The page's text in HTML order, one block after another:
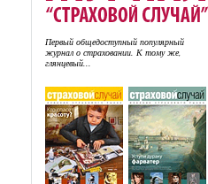
Первый общедоступный популярный
журнал о страховании. К тому же,
глянцевый...